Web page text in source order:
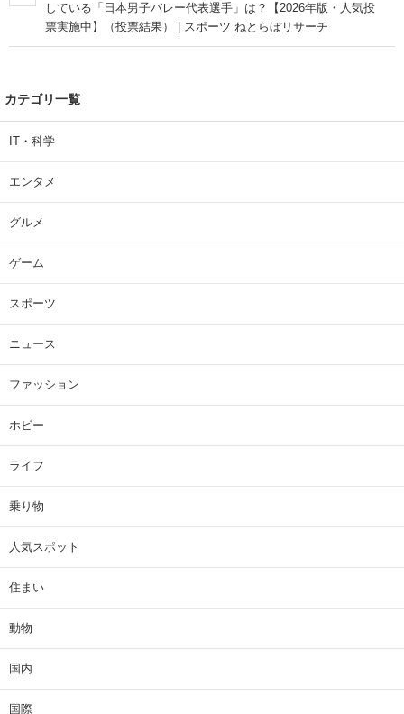
している「日本男子バレー代表選手」は？【2026年版・人気投
票実施中】（投票結果） | スポーツ ねとらぼリサーチ
カテゴリ一覧
IT・科学
エンタメ
グルメ
ゲーム
スポーツ
ニュース
ファッション
ホビー
ライフ
乗り物
人気スポット
住まい
動物
国内
国際